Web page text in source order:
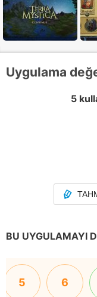
Uygulama
5
BU UYGULAMAYI
5 6